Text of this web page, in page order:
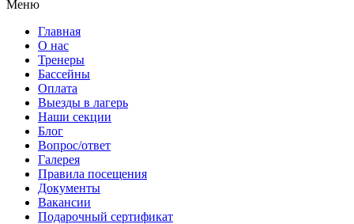
Меню
Главная
О нас
Тренеры
Бассейны
Оплата
Выезды в лагерь
Наши секции
Блог
Вопрос/ответ
Галерея
Правила посещения
Документы
Вакансии
Подарочный сертификат